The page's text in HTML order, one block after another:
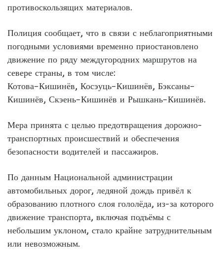
противоскользящих материалов.
Полиция сообщает, что в связи с неблагоприятными
погодными условиями временно приостановлено
движение по ряду междугородних маршрутов на
севере страны, в том числе:
Котова–Кишинёв, Косэуць–Кишинёв, Бэксаны–
Кишинёв, Скэень–Кишинёв и Рышкань–Кишинёв.
Мера принята с целью предотвращения дорожно-
транспортных происшествий и обеспечения
безопасности водителей и пассажиров.
По данным Национальной администрации
автомобильных дорог, ледяной дождь привёл к
образованию плотного слоя гололёда, из-за которого
движение транспорта, включая подъёмы с
небольшим уклоном, стало крайне затруднительным
или невозможным.